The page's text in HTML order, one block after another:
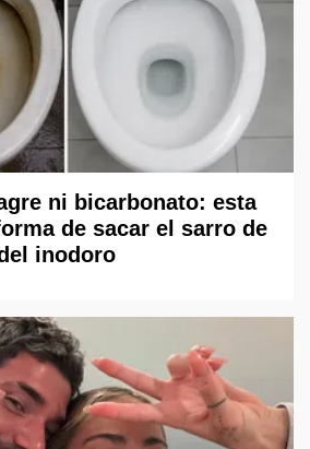
ni bicarbonato: esta
de sacar el sarro de
inodoro